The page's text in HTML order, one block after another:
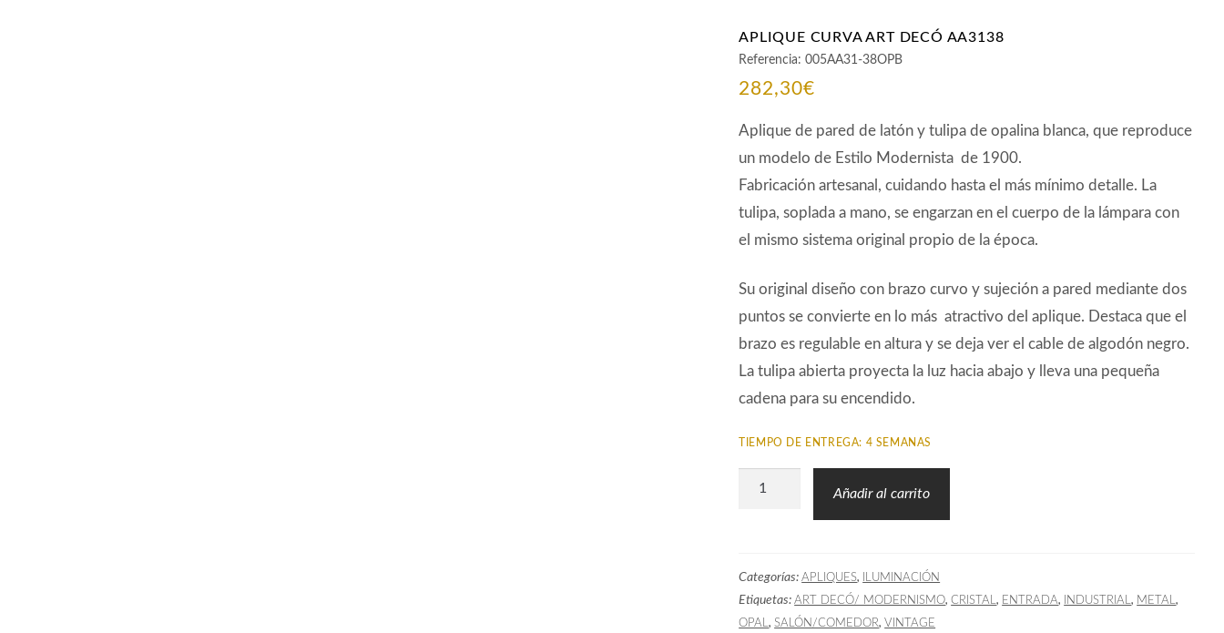
APLIQUE CURVA ART DECÓ AA3138
Referencia:005AA31-38OPB
282,30€
Aplique de pared de latón y tulipa de opalina blanca, que reproduce
un modelo de Estilo Modernista de 1900.
Fabricación artesanal, cuidando hasta el más mínimo detalle. La
tulipa, soplada a mano, se engarzan en el cuerpo de la lámpara con
el mismo sistema original propio de la época.
Su original diseño con brazo curvo y sujeción a pared mediante dos
puntos se convierte en lo más atractivo del aplique. Destaca que el
brazo es regulable en altura y se deja ver el cable de algodón negro.
La tulipa abierta proyecta la luz hacia abajo y lleva una pequeña
cadena para su encendido.
TIEMPO DE ENTREGA: 4 SEMANAS
Aplique
AA3138
cantidad
Añadir al carrito
Categorías:APLIQUES, ILUMINACIÓN
Etiquetas:ART DECÓ/ MODERNISMO,CRISTAL, ENTRADA, INDUSTRIAL, METAL,
OPAL,SALÓN/COMEDOR,VINTAGE